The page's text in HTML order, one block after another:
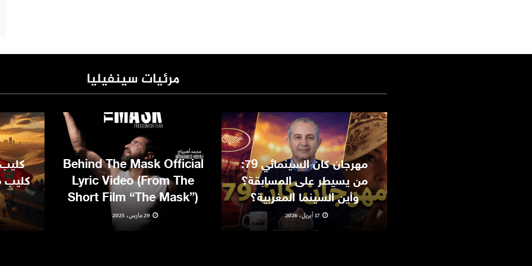
مرئيات سينفيليا
مهرجان كان السينمائي 79:
من يسيطر على المسابقة؟
وأين السينما المغربية؟
17 أبريل، 2026
Behind The Mask Official
Lyric Video (From The
Short Film “The Mask”)
29 مارس، 2025
كليب